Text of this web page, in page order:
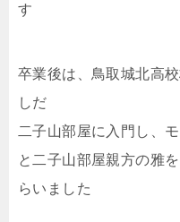
す
卒業後は、鳥取城北高
しだ
二子山部屋に入門し、
と二子山部屋親方の雅
らいました